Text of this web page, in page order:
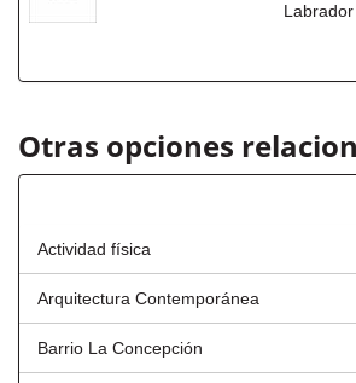
Labrador
Otras opciones
Actividad física
Arquitectura Contemporánea
Barrio La Concepción